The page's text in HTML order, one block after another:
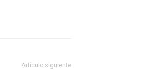
Artículo siguiente